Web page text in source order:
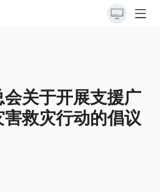
关于开展支援广
救灾行动的倡议